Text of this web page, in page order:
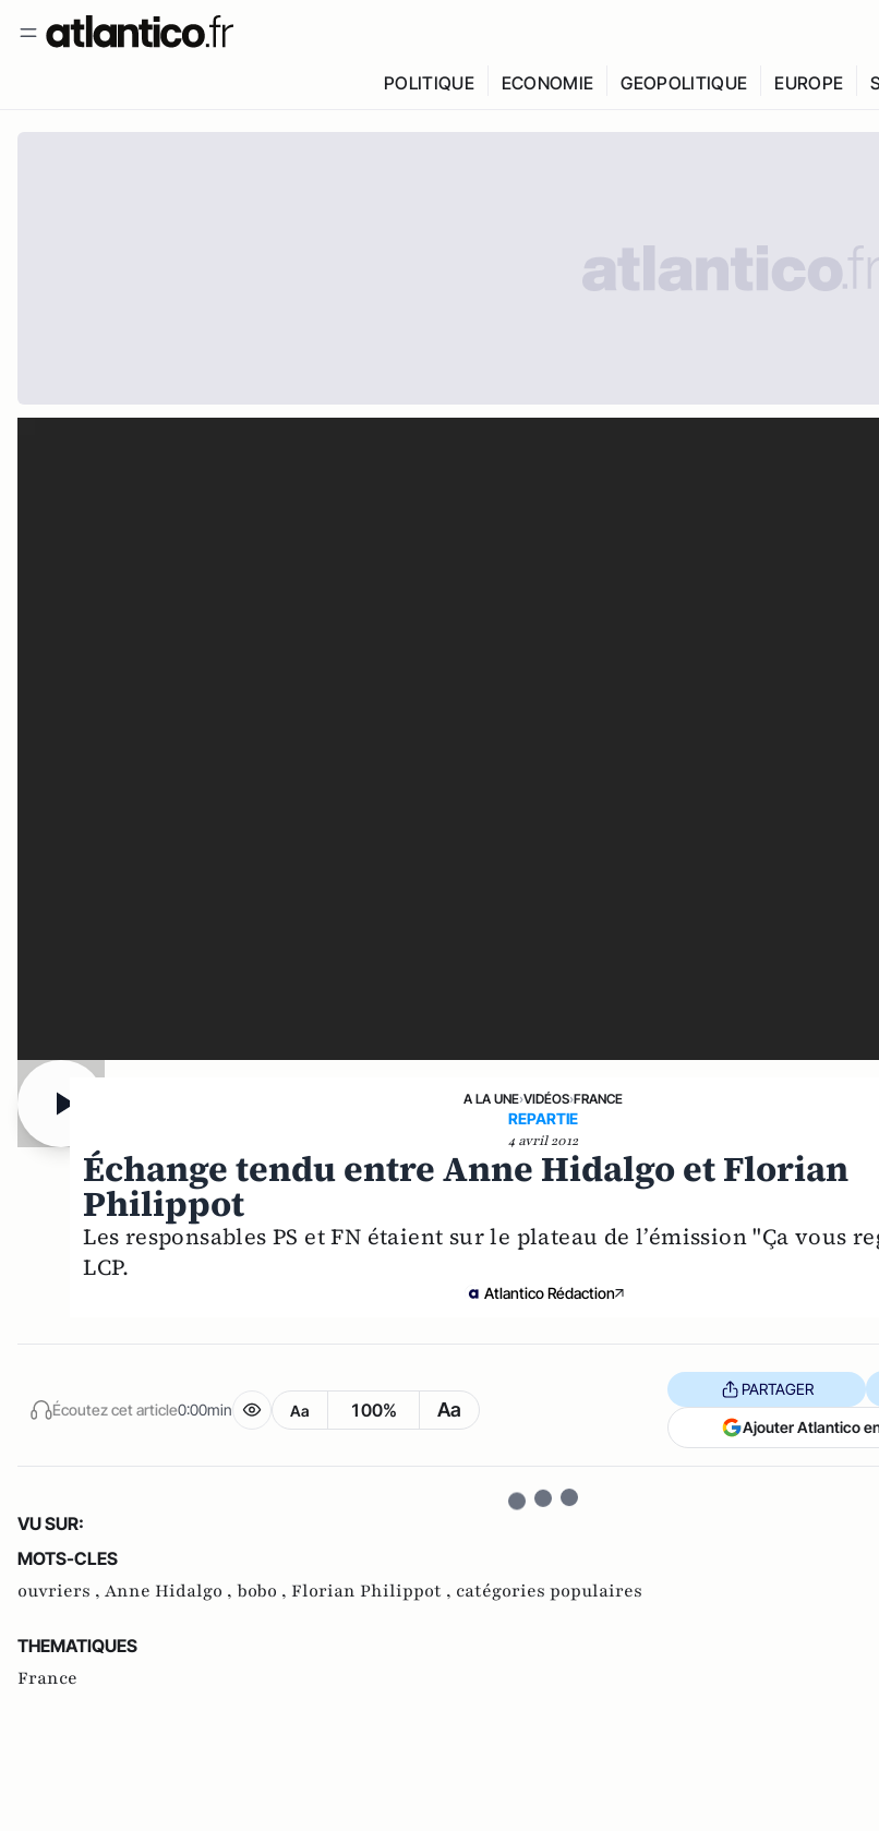
POLITIQUE ECONOMIE GEOPOLITIQUE EUROPE
A LA UNE›VIDÉOS›FRANCE
REPARTIE
4 avril 2012
Échange tendu entre Anne Hidalgo et Florian
Philippot
Les responsables PS et FN étaient sur le plateau de l’émission "Ça vous
LCP.
Atlantico Rédaction
Écoutez cet article0:00min Aa 100% Aa
PARTAGER
Ajouter Atlantico
VU SUR:
MOTS-CLES
ouvriers , Anne Hidalgo , bobo , Florian Philippot , catégories populaires
THEMATIQUES
France